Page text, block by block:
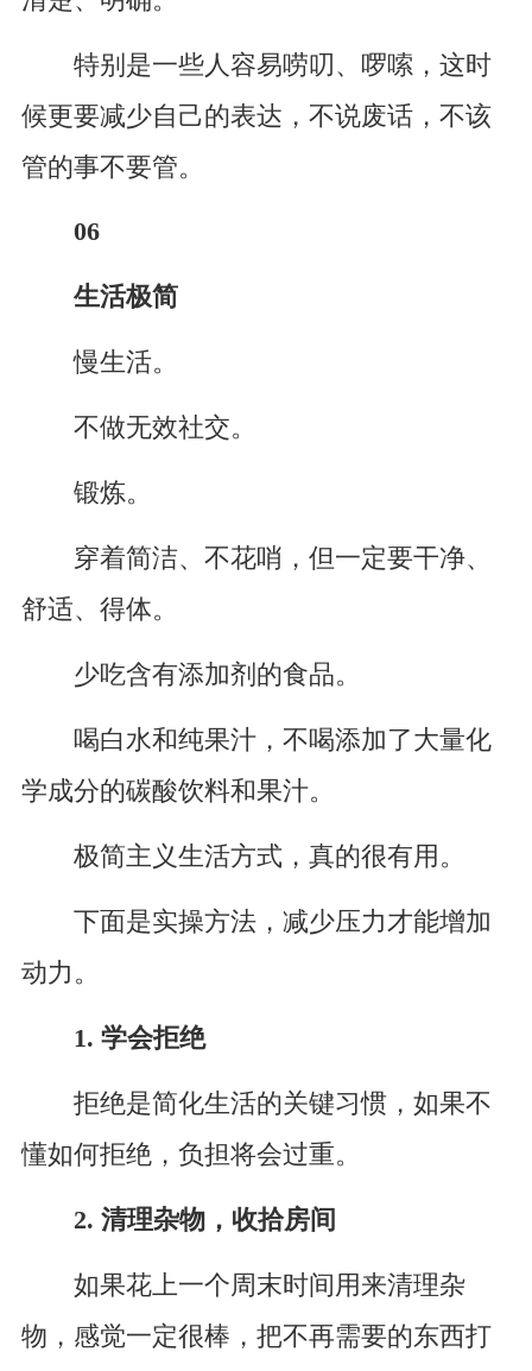
特别是一些人容易唠叨、啰嗦，这时
候更要减少自己的表达，不说废话，不该
管的事不要管。
06
生活极简
慢生活。
不做无效社交。
锻炼。
穿着简洁、不花哨，但一定要干净、
舒适、得体。
少吃含有添加剂的食品。
喝白水和纯果汁，不喝添加了大量化
学成分的碳酸饮料和果汁。
极简主义生活方式，真的很有用。
下面是实操方法，减少压力才能增加
动力。
1. 学会拒绝
拒绝是简化生活的关键习惯，如果不
懂如何拒绝，负担将会过重。
2. 清理杂物，收拾房间
如果花上一个周末时间用来清理杂
物，感觉一定很棒，把不再需要的东西打